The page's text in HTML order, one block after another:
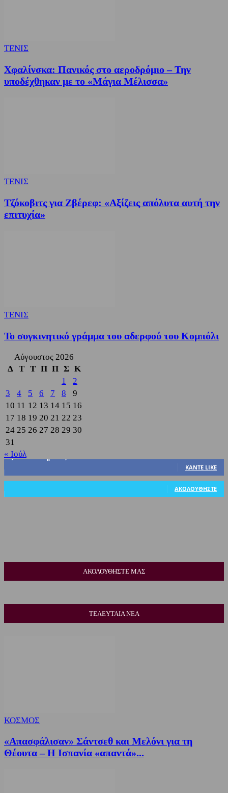
ΤΕΝΙΣ
Χφαλίνσκα: Πανικός στο αεροδρόμιο – Την
υποδέχθηκαν με το «Μάγια Μέλισσα»
ΤΕΝΙΣ
Τζόκοβιτς για Ζβέρεφ: «Αξίζεις απόλυτα αυτή την
επιτυχία»
ΤΕΝΙΣ
Το συγκινητικό γράμμα του αδερφού του Κομπόλι
Αύγουστος 2026
Δ
Τ Τ Π Π Σ Κ
1
2
3
4 5 6 7 8
9
10 11 12 13 14 15 16
17 18 19 20 21 22 23
24 25 26 27 28 29 30
31
« Ιούλ
3,822
ΚΆΝΤΕ LIKE
318 Ακόλουθοι
ΑΚΟΛΟΥΘΉΣΤΕ
ΑΚΟΛΟΥΘΗΣΤΕ ΜΑΣ
ΤΕΛΕΥΤΑΙΑ ΝΕΑ
ΚΟΣΜΟΣ
«Απασφάλισαν» Σάντσεθ και Μελόνι για τη
Θέουτα – Η Ισπανία «απαντά»...